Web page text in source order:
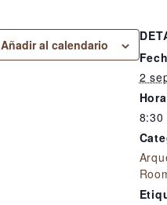
Añadir al calendario
2
8:30